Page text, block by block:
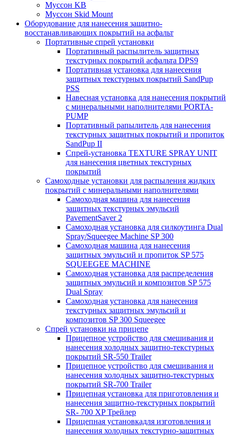
Муссон KB
Муссон Skid Mount
Оборудование для нанесения защитно-
восстанавливающих покрытий на асфальт
Портативные спрей установки
Портативный распылитель защитных
текстурных покрытий асфальта DPS9
Портативная установка для нанесения
защитных текстурных покрытий SandPup
PSS
Навесная установка для нанесения покрытий
с минеральными наполнителями PORTA-
PUMP
Портативный рапылитель для нанесения
текстурных защитных покрытий и пропиток
SandPup II
Спрей-установка TEXTURE SPRAY UNIT
для нанесения цветных текстурных
покрытий
Самоходные установки для распыления жидких
покрытий с минеральными наполнителями
Самоходная машина для нанесения
защитных текстурных эмульсий
PavementSaver 2
Самоходная установка для силкоутинга Dual
Spray/Squeegee Machine SP 300
Самоходная машина для нанесения
защитных эмульсий и пропиток SP 575
SQUEEGEE MACHINE
Самоходная установка для распределения
защитных эмульсий и композитов SP 575
Dual Spray
Самоходная установка для нанесения
текстурных защитных эмульсий и
композитов SP 300 Squeegee
Спрей установки на прицепе
Прицепное устройство для смешивания и
нанесения холодных защитно-текстурных
покрытий SR-550 Trailer
Прицепное устройство для смешивания и
нанесения холодных защитно-текстурных
покрытий SR-700 Trailer
Прицепная установка для приготовления и
нанесения защитно-текстурных покрытий
SR- 700 XP Трейлер
Прицепная установкадля изготовления и
нанесения холодных текстурно-защитных